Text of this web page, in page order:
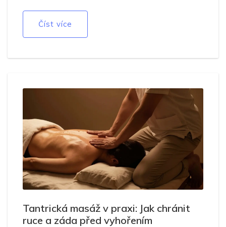
Číst více
Tantrická masáž v praxi: Jak chránit
ruce a záda před vyhořením